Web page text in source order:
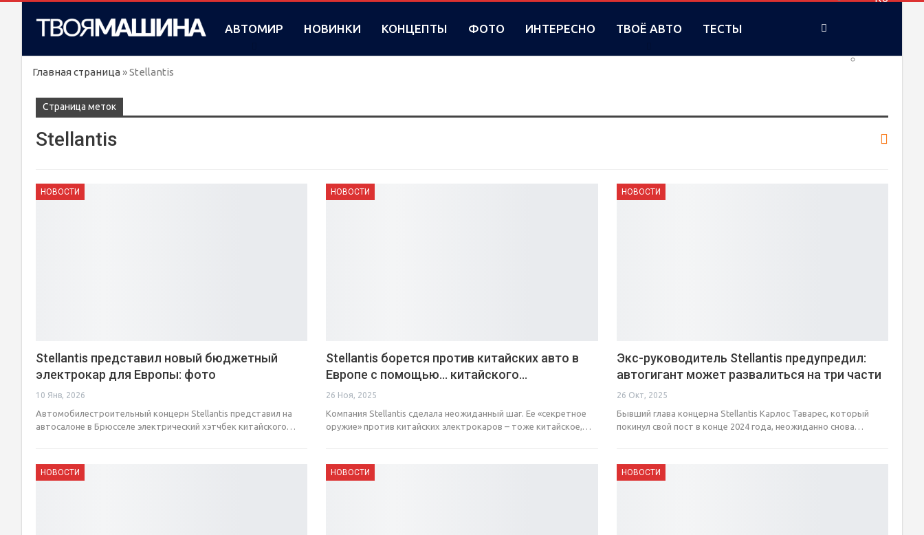
UA
АВТОМИР НОВИНКИ КОНЦЕПТЫ ФОТО ИНТЕРЕСНО ТВОЁ АВТО ТЕСТЫ
Главная страница »Stellantis
Cтраница меток
Stellantis
НОВОСТИ
Stellantis представил новый бюджетный
электрокар для Европы: фото
10 Янв, 2026
Автомобилестроительный концерн Stellantis представил на
автосалоне в Брюсселе электрический хэтчбек китайского…
НОВОСТИ
Stellantis борется против китайских авто в
Европе с помощью… китайского…
26 Ноя, 2025
Компания Stellantis сделала неожиданный шаг. Ее «секретное
оружие» против китайских электрокаров – тоже китайское,…
НОВОСТИ
Экс-руководитель Stellantis предупредил:
автогигант может развалиться на три части
26 Окт, 2025
Бывший глава концерна Stellantis Карлос Таварес, который
покинул свой пост в конце 2024 года, неожиданно снова…
НОВОСТИ НОВОСТИ НОВОСТИ